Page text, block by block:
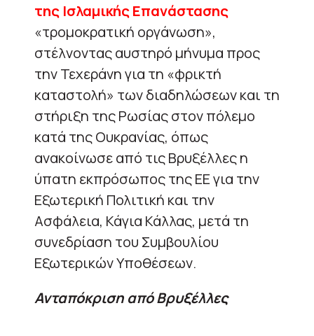
της Ισλαμικής Επανάστασης
«τρομοκρατική οργάνωση»,
στέλνοντας αυστηρό μήνυμα προς
την Τεχεράνη για τη «φρικτή
καταστολή» των διαδηλώσεων και τη
στήριξη της Ρωσίας στον πόλεμο
κατά της Ουκρανίας, όπως
ανακοίνωσε από τις Βρυξέλλες η
ύπατη εκπρόσωπος της ΕΕ για την
Εξωτερική Πολιτική και την
Ασφάλεια, Κάγια Κάλλας, μετά τη
συνεδρίαση του Συμβουλίου
Εξωτερικών Υποθέσεων.
Ανταπόκριση από Βρυξέλλες